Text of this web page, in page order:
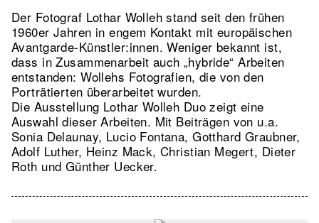
Der Fotograf Lothar Wolleh stand seit den frühen
1960er Jahren in engem Kontakt mit europäischen
Avantgarde-Künstler:innen. Weniger bekannt ist,
dass in Zusammenarbeit auch „hybride“ Arbeiten
entstanden: Wollehs Fotografien, die von den
Porträtierten überarbeitet wurden.
Die Ausstellung Lothar Wolleh Duo zeigt eine
Auswahl dieser Arbeiten. Mit Beiträgen von u.a.
Sonia Delaunay, Lucio Fontana, Gotthard Graubner,
Adolf Luther, Heinz Mack, Christian Megert, Dieter
Roth und Günther Uecker.